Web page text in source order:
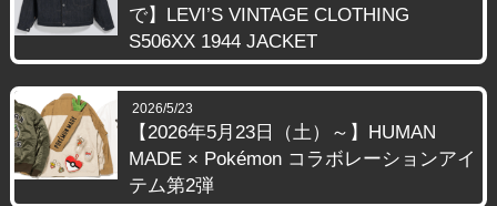
で】LEVI’S VINTAGE CLOTHING
S506XX 1944 JACKET
2026/5/23
【2026年5月23日（土）～】HUMAN
MADE × Pokémon コラボレーションアイ
テム第2弾